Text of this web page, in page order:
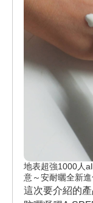
地表超強1000人
意～安耐曬全新
這次要介紹的